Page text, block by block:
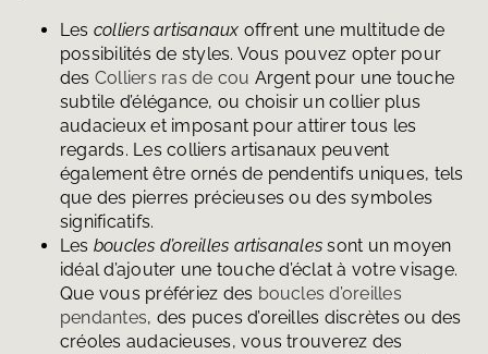
Les colliers artisanaux offrent une multitude de
possibilités de styles. Vous pouvez opter pour
des Colliers ras de cou Argent pour une touche
subtile d’élégance, ou choisir un collier plus
audacieux et imposant pour attirer tous les
regards. Les colliers artisanaux peuvent
également être ornés de pendentifs uniques, tels
que des pierres précieuses ou des symboles
significatifs.
Les boucles d’oreilles artisanales sont un moyen
idéal d’ajouter une touche d’éclat à votre visage.
Que vous préfériez des boucles d’oreilles
pendantes, des puces d’oreilles discrètes ou des
créoles audacieuses, vous trouverez des